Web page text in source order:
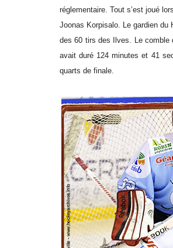
réglementaire. Tout s’est joué
Joonas Korpisalo. Le gardien
des 60 tirs des Ilves. Le comble
avait duré 124 minutes et 41
quarts de finale.